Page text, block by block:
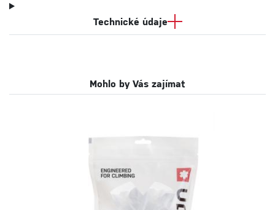
Technické údaje
Mohlo by Vás zajímat